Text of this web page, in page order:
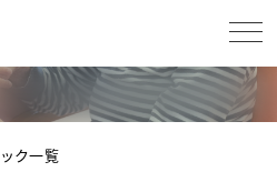
ク一覧